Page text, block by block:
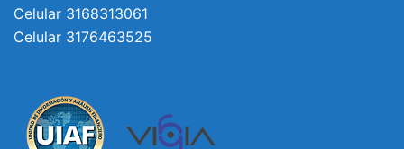
Celular 3168313061
Celular 3176463525